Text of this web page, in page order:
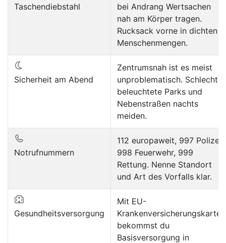
Taschendiebstahl
bei Andrang Wertsachen
nah am Körper tragen.
Rucksack vorne in dichten
Menschenmengen.
Sicherheit am Abend
Zentrumsnah ist es meist
unproblematisch. Schlecht
beleuchtete Parks und
Nebenstraßen nachts
meiden.
Notrufnummern
112 europaweit, 997 Polizei,
998 Feuerwehr, 999
Rettung. Nenne Standort
und Art des Vorfalls klar.
Gesundheitsversorgung
Mit EU-
Krankenversicherungskarte
bekommst du
Basisversorgung in